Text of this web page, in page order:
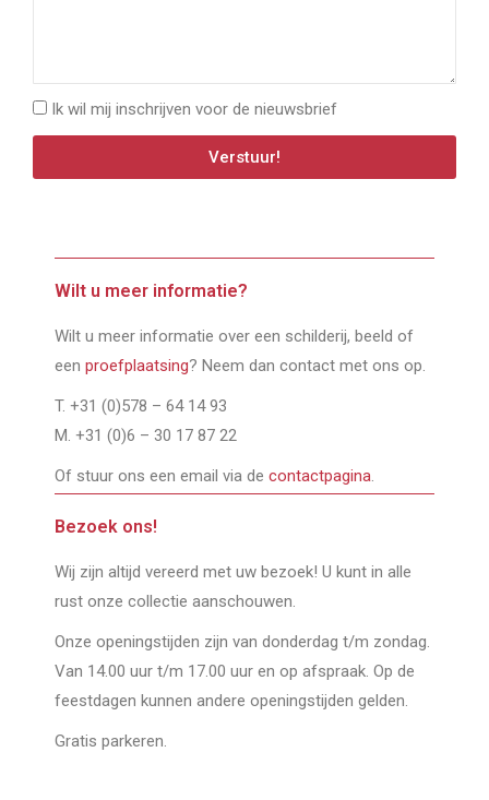
Ik wil mij inschrijven voor de nieuwsbrief
Verstuur!
Wilt u meer informatie?
Wilt u meer informatie over een schilderij, beeld of
een proefplaatsing? Neem dan contact met ons op.
T. +31 (0)578 – 64 14 93
M. +31 (0)6 – 30 17 87 22
Of stuur ons een email via de contactpagina.
Bezoek ons!
Wij zijn altijd vereerd met uw bezoek! U kunt in alle
rust onze collectie aanschouwen.
Onze openingstijden zijn van donderdag t/m zondag.
Van 14.00 uur t/m 17.00 uur en op afspraak. Op de
feestdagen kunnen andere openingstijden gelden.
Gratis parkeren.